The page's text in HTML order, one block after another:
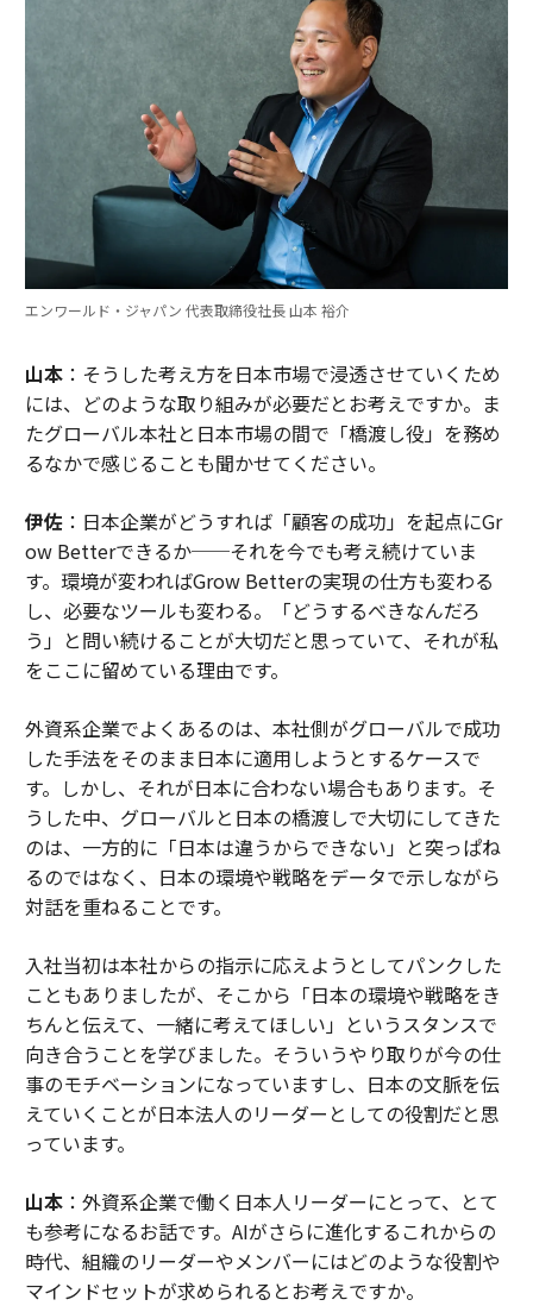
エンワールド・ジャパン 代表取締役社長 山本 裕介
山本：そうした考え方を日本市場で浸透させていくため
には、どのような取り組みが必要だとお考えですか。ま
たグローバル本社と日本市場の間で「橋渡し役」を務め
るなかで感じることも聞かせてください。
伊佐：日本企業がどうすれば「顧客の成功」を起点にGr
ow Betterできるか──それを今でも考え続けていま
す。環境が変わればGrow Betterの実現の仕方も変わる
し、必要なツールも変わる。「どうするべきなんだろ
う」と問い続けることが大切だと思っていて、それが私
をここに留めている理由です。
外資系企業でよくあるのは、本社側がグローバルで成功
した手法をそのまま日本に適用しようとするケースで
す。しかし、それが日本に合わない場合もあります。そ
うした中、グローバルと日本の橋渡しで大切にしてきた
のは、一方的に「日本は違うからできない」と突っぱね
るのではなく、日本の環境や戦略をデータで示しながら
対話を重ねることです。
入社当初は本社からの指示に応えようとしてパンクした
こともありましたが、そこから「日本の環境や戦略をき
ちんと伝えて、一緒に考えてほしい」というスタンスで
向き合うことを学びました。そういうやり取りが今の仕
事のモチベーションになっていますし、日本の文脈を伝
えていくことが日本法人のリーダーとしての役割だと思
っています。
山本：外資系企業で働く日本人リーダーにとって、とて
も参考になるお話です。AIがさらに進化するこれからの
時代、組織のリーダーやメンバーにはどのような役割や
マインドセットが求められるとお考えですか。